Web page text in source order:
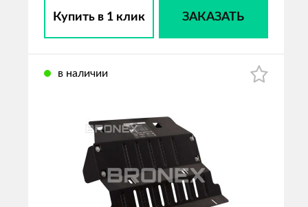
Купить в 1 клик ЗАКАЗАТЬ
в наличии